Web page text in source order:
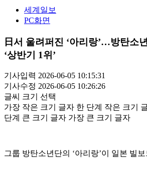
세계일보
PC화면
日서 울려퍼진 ‘아리랑’…방탄소
‘상반기 1위’
기사입력 2026-06-05 10:15:31
기사수정 2026-06-05 10:26:26
글씨 크기 선택
가장 작은 크기 글자 한 단계 작은 크기
단계 큰 크기 글자 가장 큰 크기 글자
그룹 방탄소년단의 ‘아리랑’이 일본 빌